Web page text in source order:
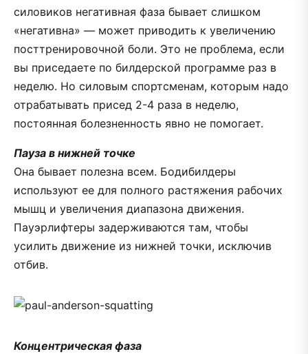
силовиков негативная фаза бывает слишком
«негативна» — может приводить к увеличению
посттренировочной боли. Это не проблема, если
вы приседаете по билдерской программе раз в
неделю. Но силовым спортсменам, которым надо
отрабатывать присед 2-4 раза в неделю,
постоянная болезненность явно не помогает.
Пауза в нижней точке
Она бывает полезна всем. Бодибилдеры
используют ее для полного растяжения рабочих
мышц и увеличения диапазона движения.
Пауэрлифтеры задерживаются там, чтобы
усилить движение из нижней точки, исключив
отбив.
Концентрическая фаза